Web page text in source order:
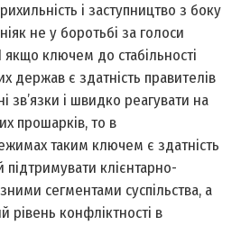
і заступництво з боку
не у боротьбі за голоси
якщо ключем до стабільності
держав є здатність правителів
зв’язки і швидко реагувати на
прошарків, то в
таким ключем є здатність
підтримувати клієнтарно-
сегментами суспільства, а
рівень конфліктності в